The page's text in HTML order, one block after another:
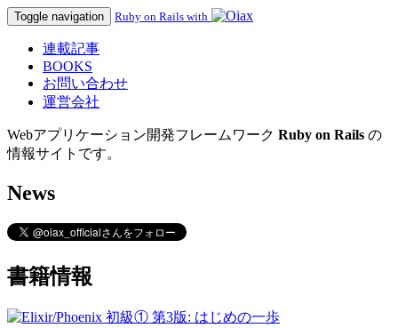
Toggle navigation Ruby on Rails with
連載記事
BOOKS
お問い合わせ
運営会社
Webアプリケーション開発フレームワーク Ruby on Rails の
情報サイトです。
News
書籍情報